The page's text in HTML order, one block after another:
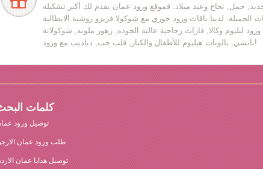
حمل, نجاح وعيد ميلاد: فموقع ورود عمان يقدم لك أكبر تشكيلة
الجميلة. لدينا باقات ورود جوري مع شوكولا فريرو روشية الايطالية
ورود ليليوم وكالا, فازات زجاجية عالية الجوده, زهور ملونه, شوكولاتة
باتشي, بالونات هيليوم للأطفال والكبار, قلب حب, دباديب مع ورود!
كلمات
توصيل ورود
طلب ورود عمان
توصيل هدايا عمان